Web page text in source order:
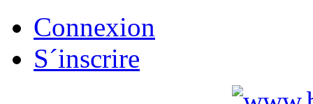
Connexion
S´inscrire